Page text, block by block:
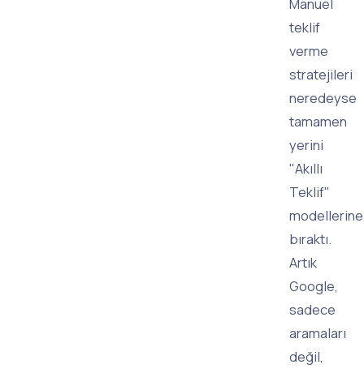
Manuel
teklif
verme
stratejileri
neredeyse
tamamen
yerini
"Akıllı
Teklif"
modellerine
bıraktı.
Artık
Google,
sadece
aramaları
değil,